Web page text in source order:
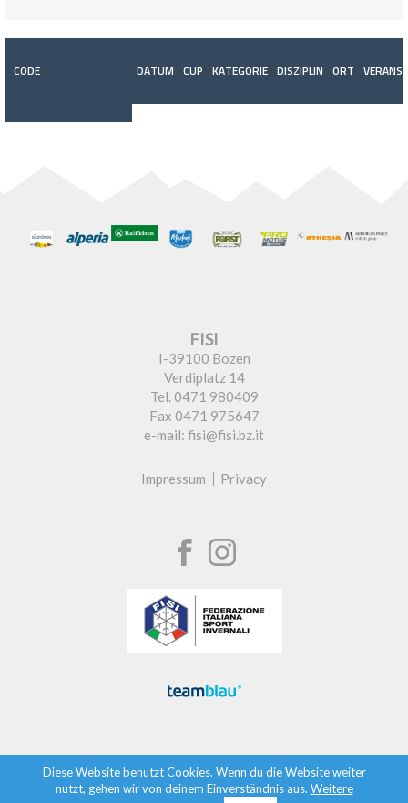
CODE DATUM CUP KATEGORIE DISZIPLIN ORT
FISI
I-39100 Bozen
Verdiplatz 14
Tel. 0471 980409
Fax 0471 975647
e-mail: fisi@fisi.bz.it
Impressum Privacy
Diese Website benutzt Cookies. Wenn du die Website weiter
nutzt, gehen wir von deinem Einverständnis aus. Weitere